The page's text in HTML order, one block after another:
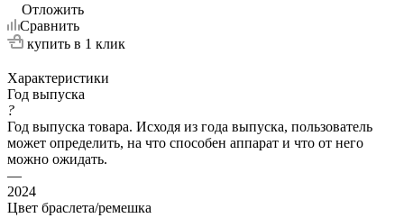
Отложить
Сравнить
купить в 1 клик
Характеристики
Год выпуска
?
Год выпуска товара. Исходя из года выпуска, пользователь
может определить, на что способен аппарат и что от него
можно ожидать.
—
2024
Цвет браслета/ремешка